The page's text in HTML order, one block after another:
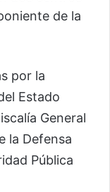
de la
por la
Estado
General
la Defensa
Pública